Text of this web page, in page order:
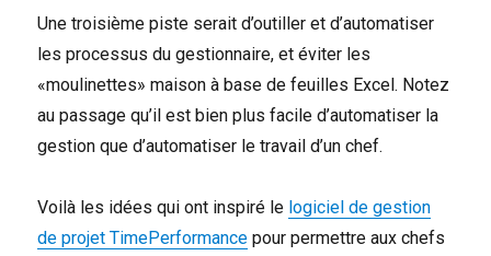
Une troisième piste serait d’outiller et d’automatiser
les processus du gestionnaire, et éviter les
«moulinettes» maison à base de feuilles Excel. Notez
au passage qu’il est bien plus facile d’automatiser la
gestion que d’automatiser le travail d’un chef.
Voilà les idées qui ont inspiré le logiciel de gestion
de projet TimePerformance pour permettre aux chefs